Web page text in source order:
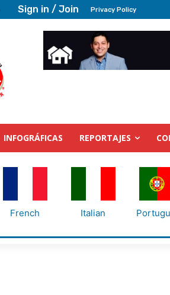
Sign in / Join Privacy Policy
INFOGRÁFICAS REPORTAJES
French Italian